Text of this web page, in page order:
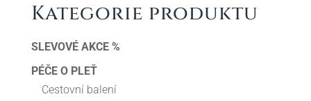
Kategorie produktu
SLEVOVÉ AKCE %
PÉČE O PLEŤ
Cestovní balení